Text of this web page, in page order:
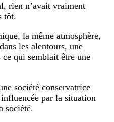
rien n’avait vraiment
tôt.
la même atmosphère,
les alentours, une
ce qui semblait être une
société conservatrice
par la situation
société.